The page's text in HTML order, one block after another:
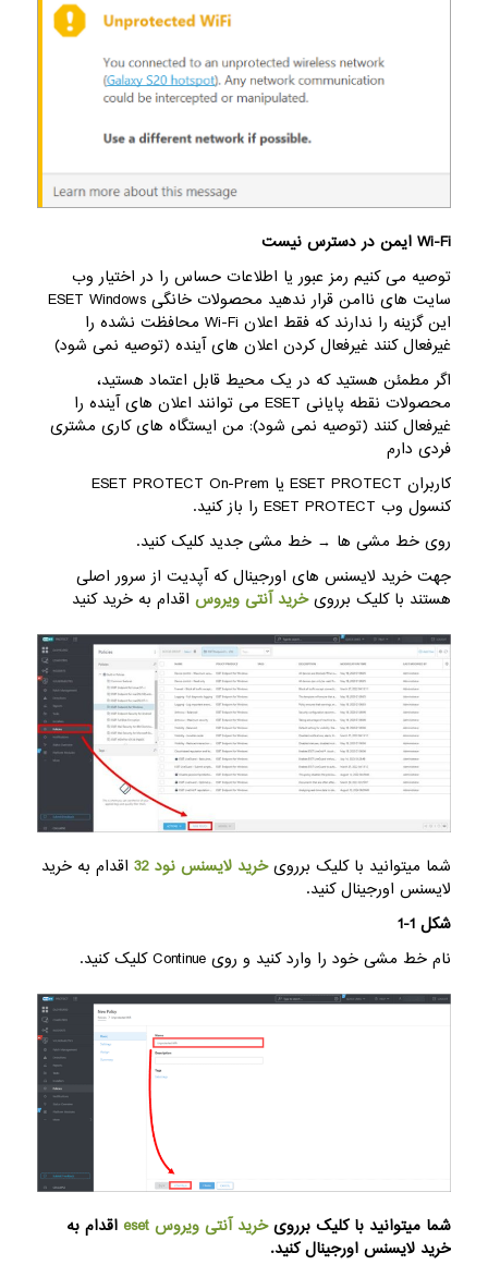
Wi-Fi ایمن در دسترس نیست
توصیه می کنیم رمز عبور یا اطلاعات حساس را در اختیار وب
سایت های ناامن قرار ندهید محصولات خانگی ESET Windows
این گزینه را ندارند که فقط اعلان Wi-Fi محافظت نشده را
غیرفعال کنند غیرفعال کردن اعلان های آینده (توصیه نمی شود)
اگر مطمئن هستید که در یک محیط قابل اعتماد هستید،
محصولات نقطه پایانی ESET می توانند اعلان های آینده را
غیرفعال کنند (توصیه نمی شود): من ایستگاه های کاری مشتری
فردی دارم
کاربران ESET PROTECT یا ESET PROTECT On-Prem
کنسول وب ESET PROTECT را باز کنید.
روی خط مشی ها → خط مشی جدید کلیک کنید.
جهت خرید لایسنس های اورجینال که آپدیت از سرور اصلی
هستند با کلیک بررویخرید آنتی ویروساقدام به خرید کنید
شما میتوانید با کلیک بررویخرید لایسنس نود 32
اقدام به خرید
لایسنس اورجینال کنید.
شکل 1-1
نام خط مشی خود را وارد کنید و روی Continue کلیک کنید.
شما میتوانید با کلیک بررویخرید آنتی ویروس eset
اقدام به
خرید لایسنس اورجینال کنید.